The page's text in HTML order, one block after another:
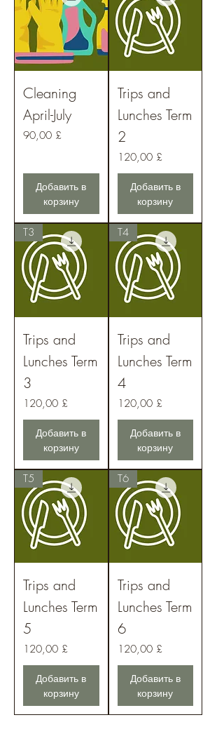
Cleaning
April-July
Цена
90,00 £
Добавить в
корзину
Trips and
Lunches Term
2
Цена
120,00 £
Добавить в
корзину
T3
Trips and
Lunches Term
3
Цена
120,00 £
Добавить в
корзину
T4
Trips and
Lunches Term
4
Цена
120,00 £
Добавить в
корзину
T5
Trips and
Lunches Term
5
Цена
120,00 £
Добавить в
корзину
T6
Trips and
Lunches Term
6
Цена
120,00 £
Добавить в
корзину